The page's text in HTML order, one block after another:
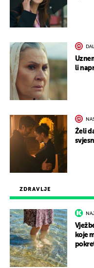
ZDRAVLJE
koje
li
Želi